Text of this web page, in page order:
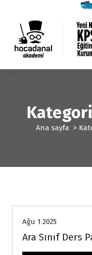
e
Ana sayfa >
Ağu 1 2025
Ara Sınıf Ders